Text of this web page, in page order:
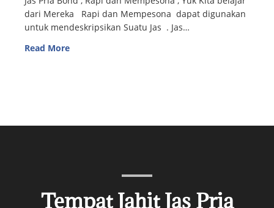
dari Mereka Rapi dan Mempesona dapat digunakan
untuk mendeskripsikan Suatu Jas . Jas…
Read More
Tempat Jahit Jas Pria